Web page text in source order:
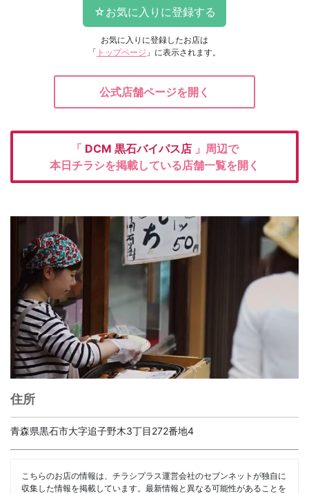
お気に入りに登録したお店は
「 トップページ 」に表示されます。
公式店舗ページを開く
「 DCM 黒石バイパス店 」周辺で
本日チラシを掲載している店舗一覧を開く
住所
青森県黒石市大字追子野木3丁目272番地4
こちらのお店の情報は、チラシプラス運営会社のセブンネットが独自に
収集した情報を掲載しています。最新情報と異なる可能性があることを